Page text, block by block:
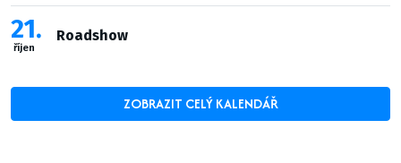
21
říjen
Roadshow
ZOBRAZIT CELÝ KALENDÁŘ